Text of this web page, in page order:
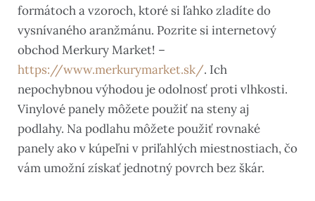
formátoch a vzoroch, ktoré si ľahko zladíte do
vysnívaného aranžmánu. Pozrite si internetový
obchod Merkury Market! –
https://www.merkurymarket.sk/. Ich
nepochybnou výhodou je odolnosť proti vlhkosti.
Vinylové panely môžete použiť na steny aj
podlahy. Na podlahu môžete použiť rovnaké
panely ako v kúpeľni v priľahlých miestnostiach, čo
vám umožní získať jednotný povrch bez škár.